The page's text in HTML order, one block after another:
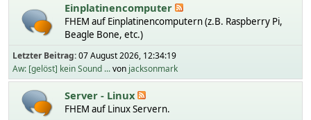
Einplatinencomputer
FHEM auf Einplatinencomputern (z.B. Raspberry Pi,
Beagle Bone, etc.)
Letzter Beitrag:07 August 2026, 12:34:19
Aw: [gelöst] kein Sound ...von jacksonmark
Server - Linux
FHEM auf Linux Servern.